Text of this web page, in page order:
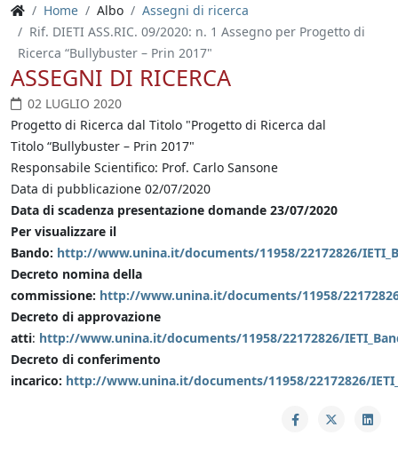
Home Albo
Assegni di ricerca
Rif. DIETI ASS.RIC. 09/2020: n. 1 Assegno per Progetto di
Ricerca “Bullybuster – Prin 2017"
ASSEGNI DI RICERCA
02 LUGLIO 2020
Progetto di Ricerca dal Titolo "Progetto di Ricerca dal
Titolo “Bullybuster – Prin 2017"
Responsabile Scientifico: Prof. Carlo Sansone
Data di pubblicazione 02/07/2020
Data di scadenza presentazione domande 23/07/2020
Per visualizzare il
Bando: http://www.unina.it/documents/11958/22172826/
Decreto nomina della
commissione: http://www.unina.it/documents/11958/22172826/
Decreto di approvazione
atti: http://www.unina.it/documents/11958/22172826/
Decreto di conferimento
incarico: http://www.unina.it/documents/11958/22172826/